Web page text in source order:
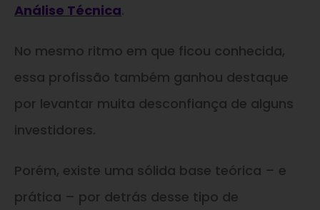
Análise Técnica.
No mesmo ritmo em que ficou conhecida,
essa profissão também ganhou destaque
por levantar muita desconfiança de alguns
investidores.
Porém, existe uma sólida base teórica – e
prática – por detrás desse tipo de